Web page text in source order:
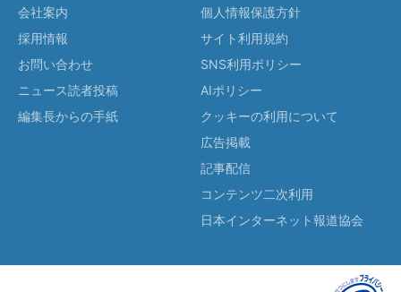
会社案内
採用情報
お問い合わせ
ニュース読者投稿
編集長からの手紙
個人情報保護方針
サイト利用規約
SNS利用ポリシー
AIポリシー
クッキーの利用について
広告掲載
記事配信
コンテンツ二次利用
日本インターネット報道協会